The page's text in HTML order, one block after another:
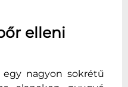
elleni
egy nagyon sokrétű